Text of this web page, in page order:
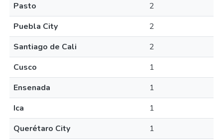
Pasto
2
Puebla City
2
Santiago de Cali
2
Cusco
1
Ensenada
1
Ica
1
Querétaro City
1